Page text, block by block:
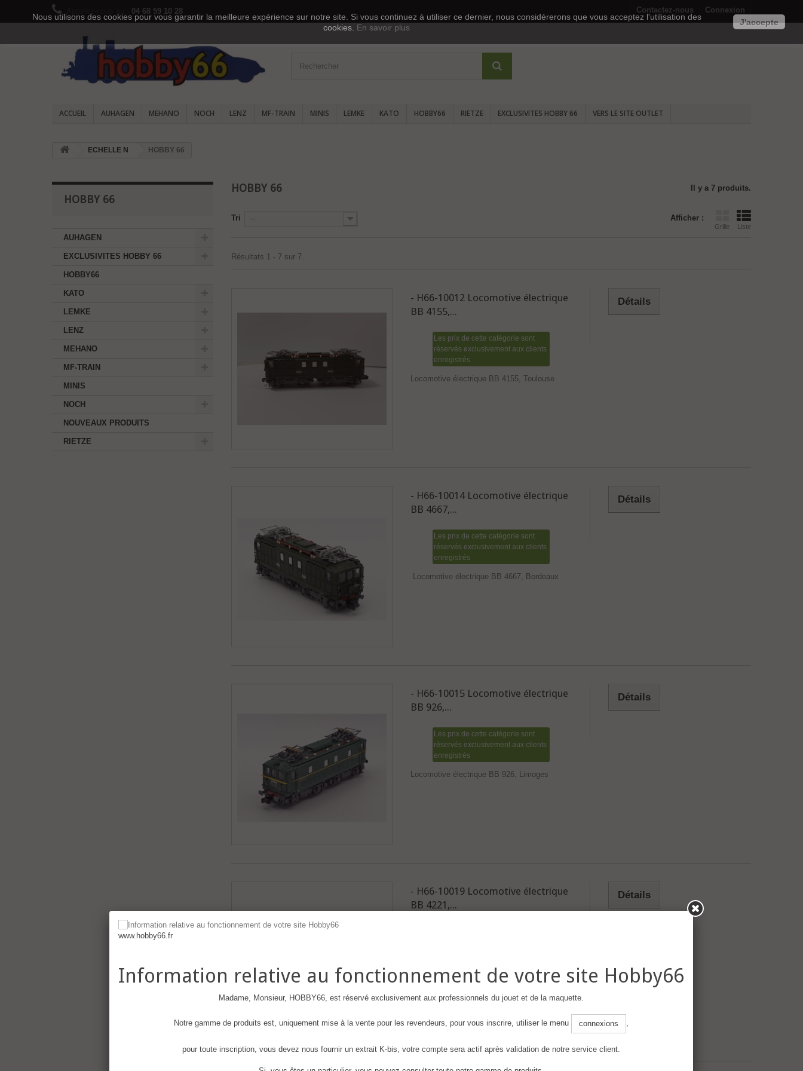
Connexion
Contactez-nous
04 68 59 10 28
ACCUEIL AUHAGEN MEHANO NOCH LENZ MF-TRAIN MINIS LEMKE KATO HOBBY66 RIETZE EXCLUSIVITES HOBBY 66 VERS LE SITE OUTLET
ECHELLE N HOBBY 66
HOBBY 66
AUHAGEN
EXCLUSIVITES HOBBY 66
HOBBY66
KATO
LEMKE
LENZ
MEHANO
MF-TRAIN
MINIS
NOCH
NOUVEAUX PRODUITS
RIETZE
HOBBY 66 Il y a 7 produits.
Afficher :
Grille Liste
Tri --
Résultats 1 - 7 sur 7.
- H66-10012 Locomotive électrique
BB 4155,...
Les prix de cette catégorie sont
réservés exclusivement aux clients
enregistrés
Locomotive électrique BB 4155, Toulouse
Détails
- H66-10014 Locomotive électrique
BB 4667,...
Les prix de cette catégorie sont
réservés exclusivement aux clients
enregistrés
Locomotive électrique BB 4667, Bordeaux
Détails
- H66-10015 Locomotive électrique
BB 926,...
Les prix de cette catégorie sont
réservés exclusivement aux clients
enregistrés
Locomotive électrique BB 926, Limoges
Détails
- H66-10019 Locomotive électrique
BB 4221,...
Locomotive électrique BB 4221, Béziers
Détails
Nous utilisons des cookies pour vous garantir la meilleure expérience sur notre site. Si vous continuez à utiliser ce dernier, nous considérerons que vous acceptez l'utilisation des
cookies. En savoir plus
J'accepte
www.hobby66.fr
Information relative au fonctionnement de votre site Hobby66
Madame, Monsieur, HOBBY66, est réservé exclusivement aux professionnels du jouet et de la maquette.
Notre gamme de produits est, uniquement mise à la vente pour les revendeurs, pour vous inscrire, utiliser le menu connexions ,
pour toute inscription, vous devez nous fournir un extrait K-bis, votre compte sera actif après validation de notre service client.